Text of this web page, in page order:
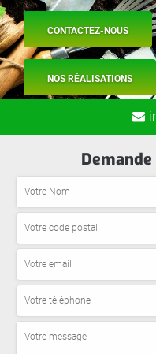
CONTACTEZ-NOUS
NOS RÉALISATIONS